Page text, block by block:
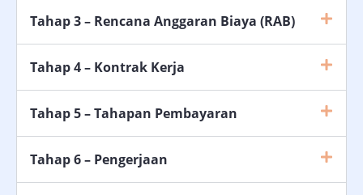
Tahap 3 – Rencana Anggaran Biaya (RAB)
Tahap 4 – Kontrak Kerja
Tahap 5 – Tahapan Pembayaran
Tahap 6 – Pengerjaan